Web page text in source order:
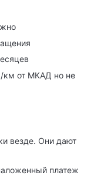
км от МКАД но не
везде. Они дают
платеж